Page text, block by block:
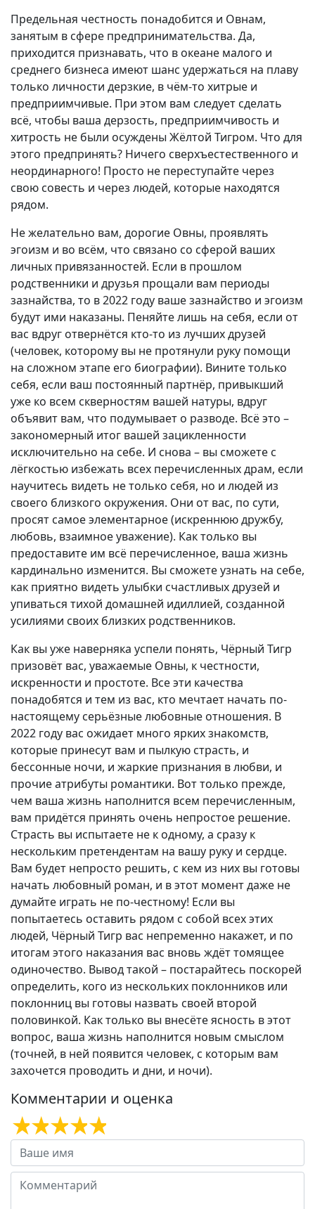
Предельная честность понадобится и Овнам,
занятым в сфере предпринимательства. Да,
приходится признавать, что в океане малого и
среднего бизнеса имеют шанс удержаться на плаву
только личности дерзкие, в чём-то хитрые и
предприимчивые. При этом вам следует сделать
всё, чтобы ваша дерзость, предприимчивость и
хитрость не были осуждены Жёлтой Тигром. Что для
этого предпринять? Ничего сверхъестественного и
неординарного! Просто не переступайте через
свою совесть и через людей, которые находятся
рядом.
Не желательно вам, дорогие Овны, проявлять
эгоизм и во всём, что связано со сферой ваших
личных привязанностей. Если в прошлом
родственники и друзья прощали вам периоды
зазнайства, то в 2022 году ваше зазнайство и эгоизм
будут ими наказаны. Пеняйте лишь на себя, если от
вас вдруг отвернётся кто-то из лучших друзей
(человек, которому вы не протянули руку помощи
на сложном этапе его биографии). Вините только
себя, если ваш постоянный партнёр, привыкший
уже ко всем скверностям вашей натуры, вдруг
объявит вам, что подумывает о разводе. Всё это –
закономерный итог вашей зацикленности
исключительно на себе. И снова – вы сможете с
лёгкостью избежать всех перечисленных драм, если
научитесь видеть не только себя, но и людей из
своего близкого окружения. Они от вас, по сути,
просят самое элементарное (искреннюю дружбу,
любовь, взаимное уважение). Как только вы
предоставите им всё перечисленное, ваша жизнь
кардинально изменится. Вы сможете узнать на себе,
как приятно видеть улыбки счастливых друзей и
упиваться тихой домашней идиллией, созданной
усилиями своих близких родственников.
Как вы уже наверняка успели понять, Чёрный Тигр
призовёт вас, уважаемые Овны, к честности,
искренности и простоте. Все эти качества
понадобятся и тем из вас, кто мечтает начать по-
настоящему серьёзные любовные отношения. В
2022 году вас ожидает много ярких знакомств,
которые принесут вам и пылкую страсть, и
бессонные ночи, и жаркие признания в любви, и
прочие атрибуты романтики. Вот только прежде,
чем ваша жизнь наполнится всем перечисленным,
вам придётся принять очень непростое решение.
Страсть вы испытаете не к одному, а сразу к
нескольким претендентам на вашу руку и сердце.
Вам будет непросто решить, с кем из них вы готовы
начать любовный роман, и в этот момент даже не
думайте играть не по-честному! Если вы
попытаетесь оставить рядом с собой всех этих
людей, Чёрный Тигр вас непременно накажет, и по
итогам этого наказания вас вновь ждёт томящее
одиночество. Вывод такой – постарайтесь поскорей
определить, кого из нескольких поклонников или
поклонниц вы готовы назвать своей второй
половинкой. Как только вы внесёте ясность в этот
вопрос, ваша жизнь наполнится новым смыслом
(точней, в ней появится человек, с которым вам
захочется проводить и дни, и ночи).
Комментарии и оценка